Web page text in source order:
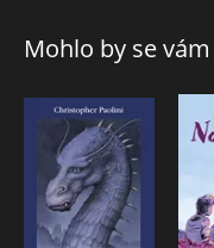
Mohlo by se